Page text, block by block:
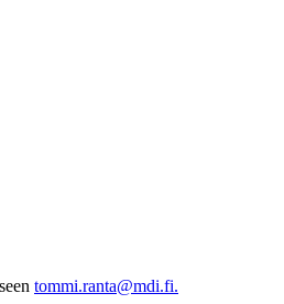
tommi.ranta@mdi.fi.